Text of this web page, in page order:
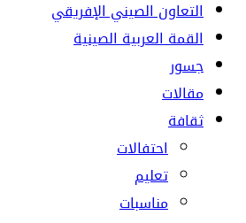
التعاون الصيني الإفريقي
القمة العربية الصينية
جسور
مقالات
ثقافة
احتفالات
تعليم
مناسبات